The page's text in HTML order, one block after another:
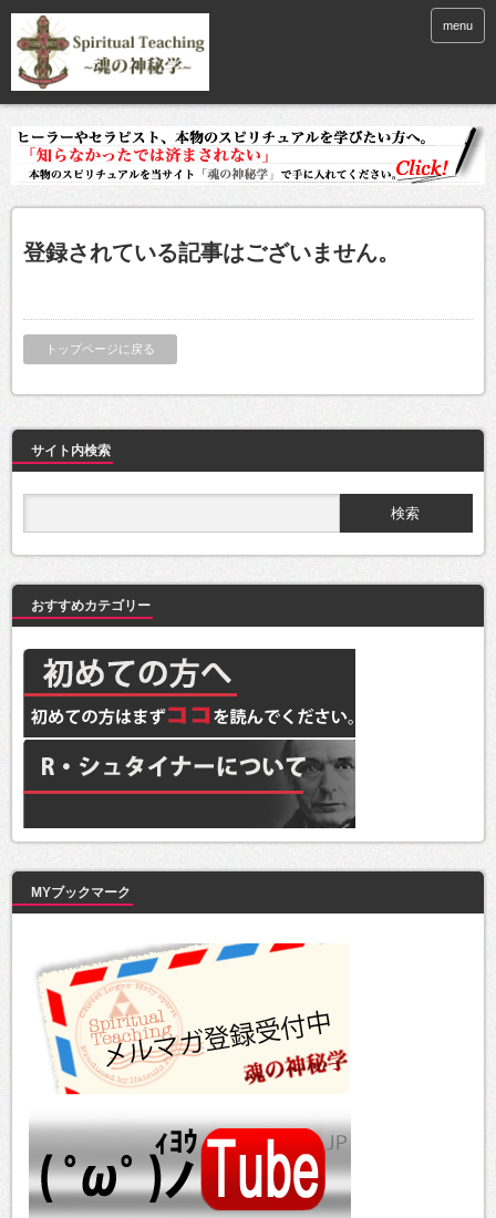
menu
登録されている記事はございません。
トップページに戻る
サイト内検索
おすすめカテゴリー
MYブックマーク